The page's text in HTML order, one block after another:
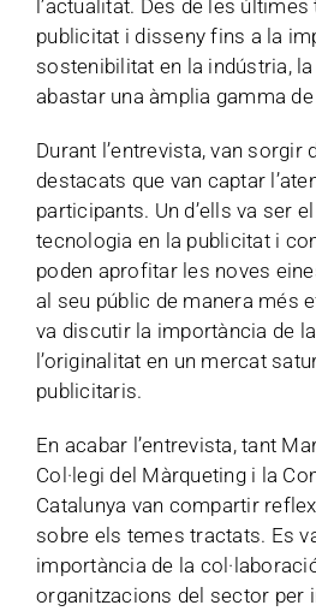
l’actualitat. Des de les últimes
publicitat i disseny fins a la
sostenibilitat en la indústria,
abastar una àmplia gamma
Durant l’entrevista, van sorgir
destacats que van captar
participants. Un d’ells va ser
tecnologia en la publicitat i
poden aprofitar les noves
al seu públic de manera més
va discutir la importància de
l’originalitat en un mercat
publicitaris.
En acabar l’entrevista, tant
Col·legi del Màrqueting i la
Catalunya van compartir
sobre els temes tractats. Es
importància de la
organitzacions del sector per